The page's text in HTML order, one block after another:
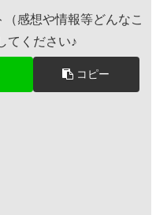
感想や情報等どんなこ
てください♪
コピー